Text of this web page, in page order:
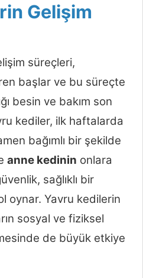
Gelişim
süreçleri,
başlar ve bu süreçte
besin ve bakım son
kediler, ilk haftalarda
bağımlı bir şekilde
anne kedinin onlara
sağlıklı bir
oynar. Yavru kedilerin
sosyal ve fiziksel
de büyük etkiye